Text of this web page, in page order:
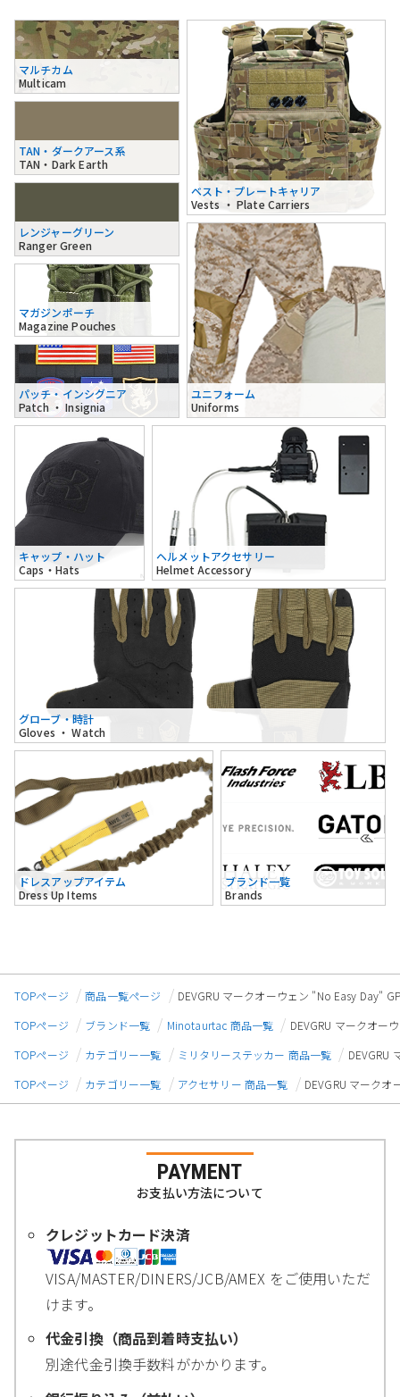
マルチカム
Multicam
TAN・ダークアース系
TAN・Dark Earth
レンジャーグリーン
Ranger Green
ベスト・プレートキャリア
Vests ・ Plate Carriers
マガジンポーチ
Magazine Pouches
パッチ・インシグニア
Patch ・ Insignia
ユニフォーム
Uniforms
キャップ・ハット
Caps・Hats
ヘルメットアクセサリー
Helmet Accessory
グローブ・時計
Gloves ・ Watch
ドレスアップアイテム
Dress Up Items
ブランド一覧
Brands
TOPページ 商品一覧ページ
DEVGRU マークオーウェン "No Easy Day"
TOPページ
ブランド一覧 Minotaurtac 商品一覧
DEVGRU マークオー
TOPページ
カテゴリー一覧 ミリタリーステッカー 商品一覧
DEVGRU
TOPページ
カテゴリー一覧 アクセサリー 商品一覧 DEVGRU マーク
PAYMENT
お支払い方法について
クレジットカード決済
VISA/MASTER/DINERS/JCB/AMEX をご使用いただ
けます。
代金引換（商品到着時支払い）
別途代金引換手数料がかかります。